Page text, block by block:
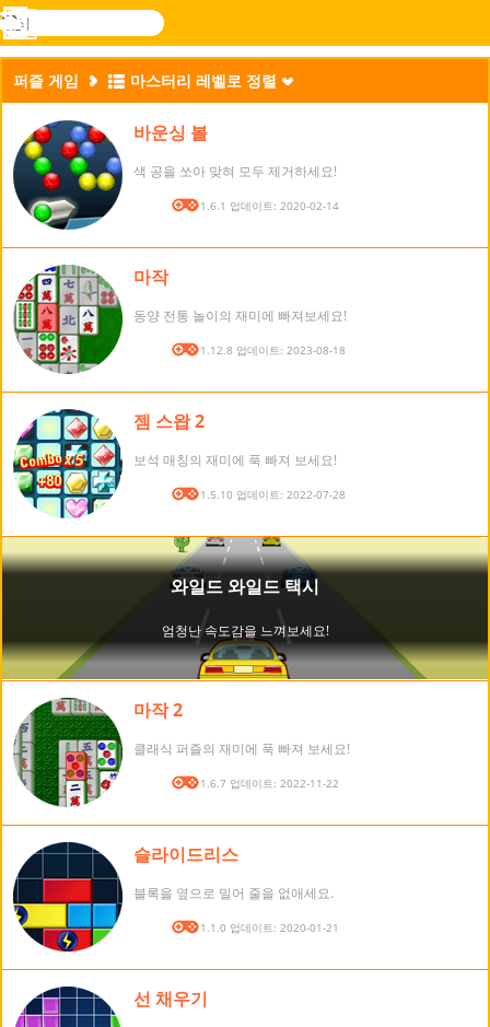
Novel
검
색
로그
메
뉴
퍼즐 게임 마스터리 레벨로 정렬
바운싱 볼
색 공을 쏘아 맞혀 모두 제거하세요!
버전: 1.6.1 업데이트: 2020-02-14
마작
동양 전통 놀이의 재미에 빠져보세요!
버전: 1.12.8 업데이트: 2023-08-18
젬 스왑 2
보석 매칭의 재미에 푹 빠져 보세요!
버전: 1.5.10 업데이트: 2022-07-28
마작 2
클래식 퍼즐의 재미에 푹 빠져 보세요!
버전: 1.6.7 업데이트: 2022-11-22
슬라이드리스
블록을 옆으로 밀어 줄을 없애세요.
버전: 1.1.0 업데이트: 2020-01-21
선 채우기